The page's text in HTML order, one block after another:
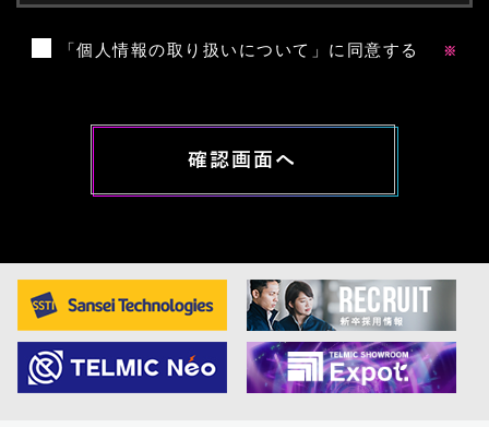
サイトのプライバシー・ステートメントを必ずご参照く
ださい。
「個人情報の取り扱いについて」に同意する
確認画面へ